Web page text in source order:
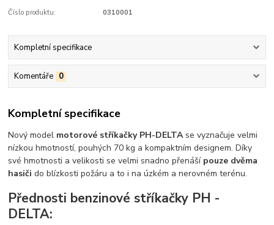
Číslo produktu: 0310001
Kompletní specifikace
Komentáře 0
Kompletní specifikace
Nový model motorové stříkačky PH-DELTAse vyznačuje velmi
nízkou hmotností, pouhých 70 kg a kompaktním designem. Díky
své hmotnosti a velikosti se velmi snadno přenáší pouze dvěma
hasiči do blízkosti požáru a to i na úzkém a nerovném terénu.
Přednosti benzinové stříkačky PH -
DELTA: